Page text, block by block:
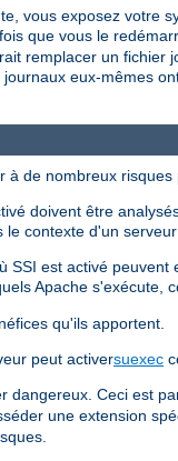
vous exposez votre
que vous le
remplacer un fichier
eux-mêmes
de nombreux risques
doivent être
contexte d'un serveur
est activé
Apache s'exécute,
qu'ils apportent.
peut activersuexec
dangereux. Ceci est
une extension